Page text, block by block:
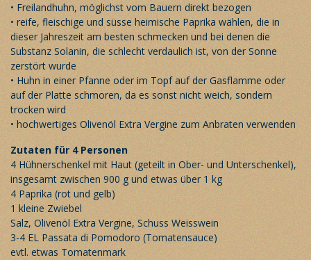
• Freilandhuhn, möglichst vom Bauern direkt bezogen
• reife, fleischige und süsse heimische Paprika wählen, die in
dieser Jahreszeit am besten schmecken und bei denen die
Substanz Solanin, die schlecht verdaulich ist, von der Sonne
zerstört wurde
• Huhn in einer Pfanne oder im Topf auf der Gasflamme oder
auf der Platte schmoren, da es sonst nicht weich, sondern
trocken wird
• hochwertiges Olivenöl Extra Vergine zum Anbraten verwenden
Zutaten für 4 Personen
4 Hühnerschenkel mit Haut (geteilt in Ober- und Unterschenkel),
insgesamt zwischen 900 g und etwas über 1 kg
4 Paprika (rot und gelb)
1 kleine Zwiebel
Salz, Olivenöl Extra Vergine, Schuss Weisswein
3-4 EL Passata di Pomodoro (Tomatensauce)
evtl. etwas Tomatenmark